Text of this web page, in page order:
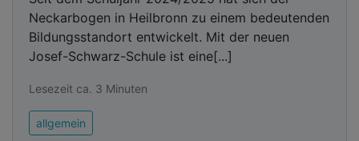
Neckarbogen in Heilbronn zu einem bedeutenden
Bildungsstandort entwickelt. Mit der neuen
Josef-Schwarz-Schule ist eine[...]
Lesezeit ca. 3 Minuten
allgemein